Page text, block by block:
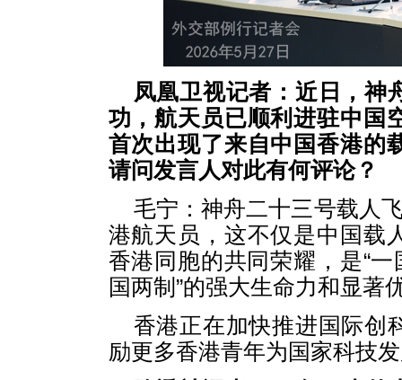
凤凰卫视记者：近日，神
功，航天员已顺利进驻中国
首次出现了来自中国香港的
请问发言人对此有何评论？
毛宁：神舟二十三号载人
港航天员，这不仅是中国载
香港同胞的共同荣耀，是“
国两制”的强大生命力和显著
香港正在加快推进国际创
励更多香港青年为国家科技